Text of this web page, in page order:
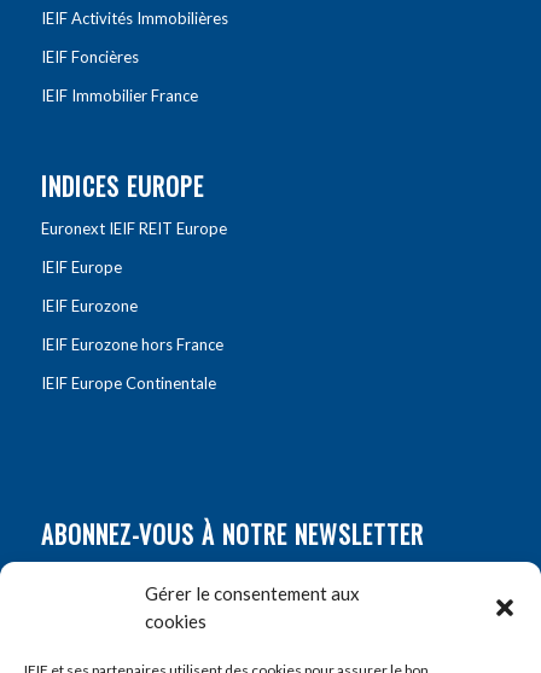
Gérer le consentement aux
cookies
IEIF Activités Immobilières
IEIF Foncières
IEIF Immobilier France
INDICES EUROPE
Euronext IEIF REIT Europe
IEIF Europe
IEIF Eurozone
IEIF Eurozone hors France
IEIF Europe Continentale
ABONNEZ-VOUS À NOTRE NEWSLETTER
Prénom*